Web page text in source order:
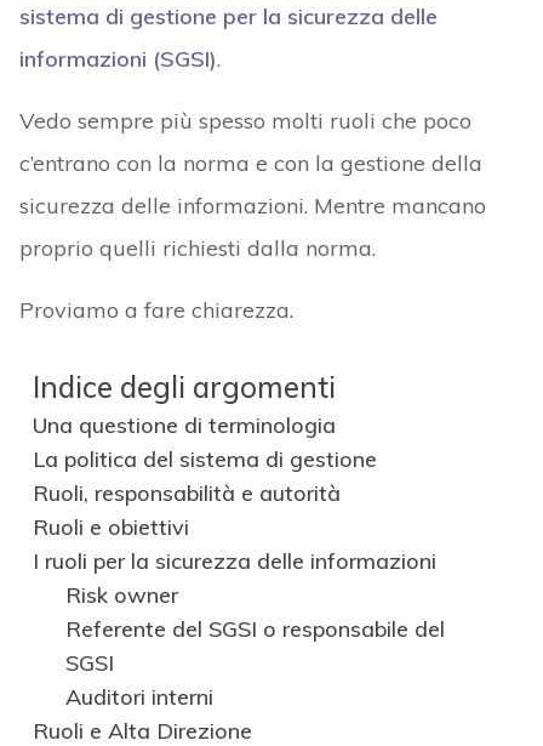
sistema di gestione per la sicurezza delle
informazioni (SGSI).
Vedo sempre più spesso molti ruoli che poco
c’entrano con la norma e con la gestione della
sicurezza delle informazioni. Mentre mancano
proprio quelli richiesti dalla norma.
Proviamo a fare chiarezza.
Indice degli argomenti
Una questione di terminologia
La politica del sistema di gestione
Ruoli, responsabilità e autorità
Ruoli e obiettivi
I ruoli per la sicurezza delle informazioni
Risk owner
Referente del SGSI o responsabile del
SGSI
Auditori interni
Ruoli e Alta Direzione